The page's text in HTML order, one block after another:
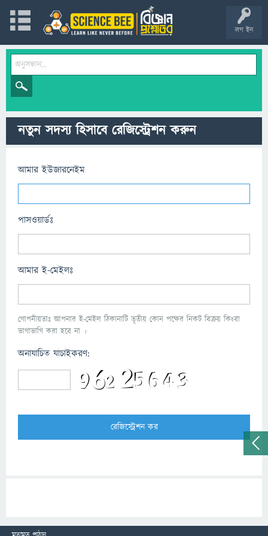
লগ ইন
নতুন সদস্য হিসাবে রেজিস্ট্রেশন করুন
আমার ইউজারনেইম
পাসওয়ার্ডঃ
আমার ই-মেইলঃ
গোপনীয়তাঃ আপনার ই-মেইল ঠিকানাটি তৃতীয় কোন পক্ষের নিকট বিক্রয় কিংবা
ভাগাভাগি করা হবে না ।
অনাযাচিত যাচাইকরণ: